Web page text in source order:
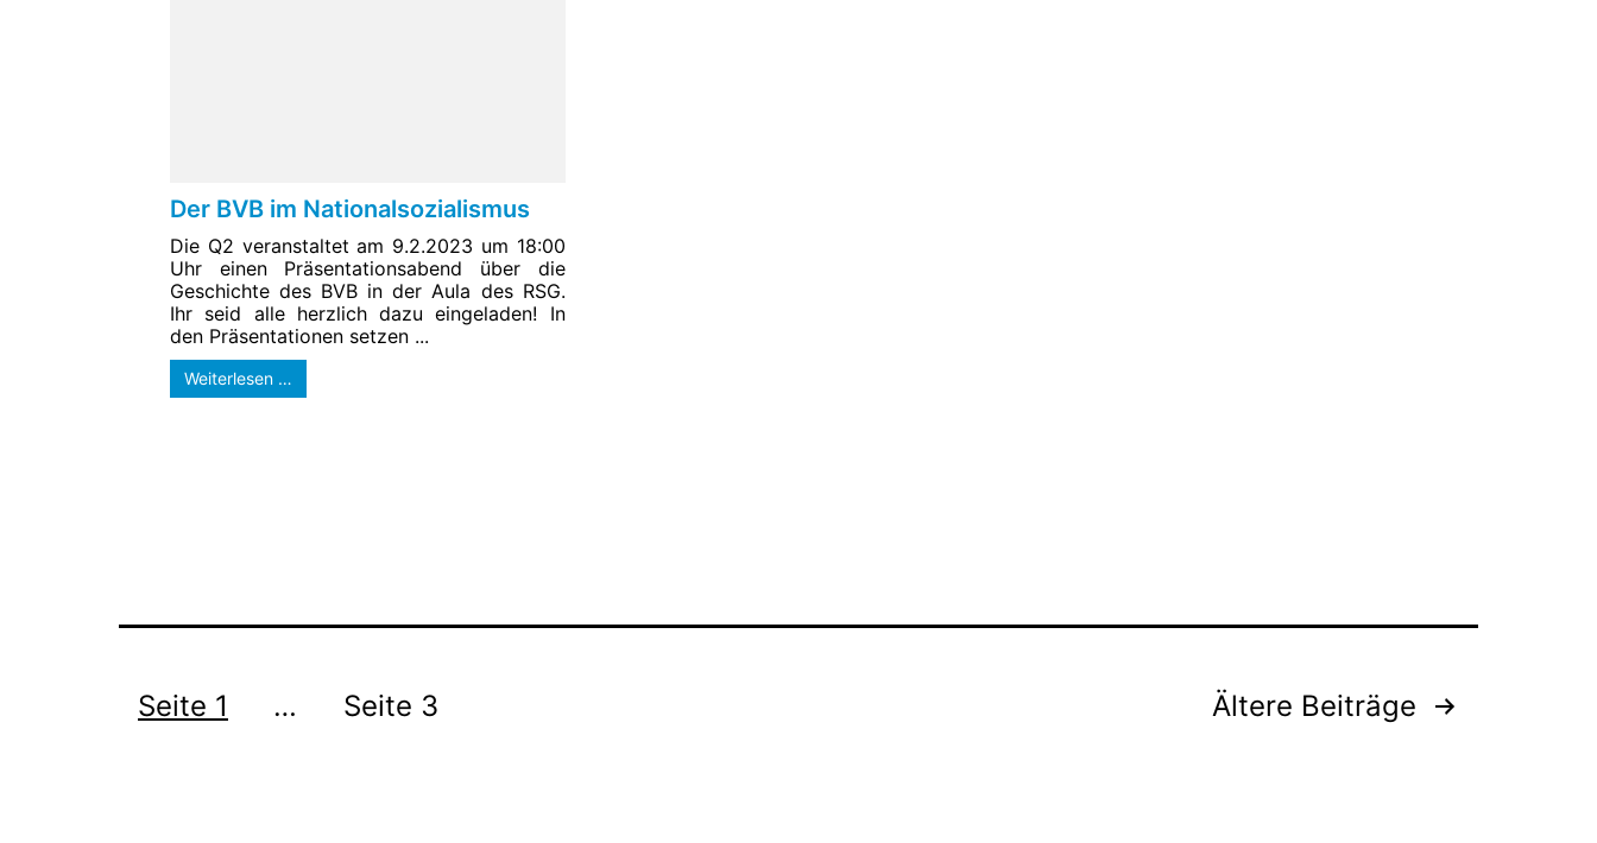
Der BVB im Nationalsozialismus
Die Q2 veranstaltet am 9.2.2023 um 18:00
Uhr einen Präsentationsabend über die
Geschichte des BVB in der Aula des RSG.
Ihr seid alle herzlich dazu eingeladen! In
den Präsentationen setzen ...
Weiterlesen …
Seitennummerierung
Seite 1 … Seite 3 Ältere Beiträge